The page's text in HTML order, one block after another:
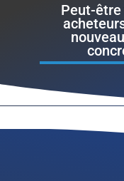
Peut-